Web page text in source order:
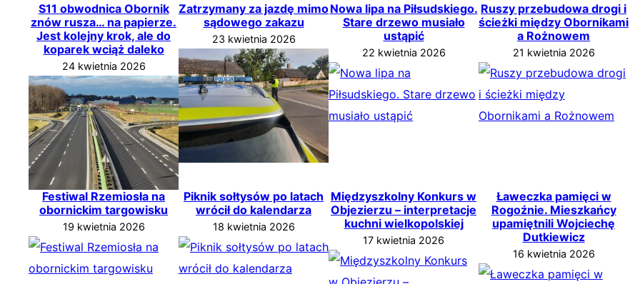
S11 obwodnica Obornik
znów rusza… na papierze.
Jest kolejny krok, ale do
koparek wciąż daleko
24 kwietnia 2026
Zatrzymany za jazdę mimo
sądowego zakazu
23 kwietnia 2026
Nowa lipa na Piłsudskiego.
Stare drzewo musiało
ustąpić
22 kwietnia 2026
Ruszy przebudowa drogi i
ścieżki między Obornikami
a Rożnowem
21 kwietnia 2026
Festiwal Rzemiosła na
obornickim targowisku
19 kwietnia 2026
Piknik sołtysów po latach
wrócił do kalendarza
18 kwietnia 2026
Międzyszkolny Konkurs w
Objezierzu – interpretacje
kuchni wielkopolskiej
17 kwietnia 2026
Ławeczka pamięci w
Rogoźnie. Mieszkańcy
upamiętnili Wojciechę
Dutkiewicz
16 kwietnia 2026